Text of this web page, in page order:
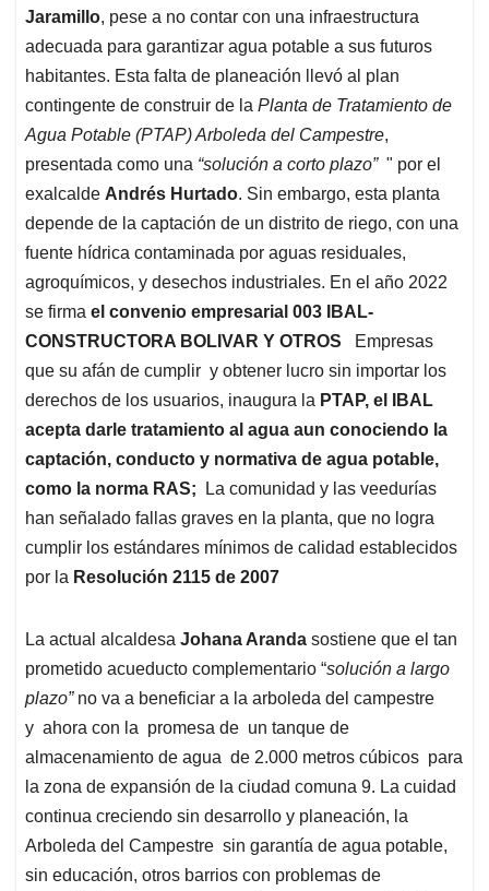
Jaramillo, pese a no contar con una infraestructura
adecuada para garantizar agua potable a sus futuros
habitantes. Esta falta de planeación llevó al plan
contingente de construir de la Planta de Tratamiento de
Agua Potable (PTAP) Arboleda del Campestre,
presentada como una “solución a corto plazo”" por el
exalcalde Andrés Hurtado. Sin embargo, esta planta
depende de la captación de un distrito de riego, con una
fuente hídrica contaminada por aguas residuales,
agroquímicos, y desechos industriales. En el año 2022
se firma el convenio empresarial 003 IBAL-
CONSTRUCTORA BOLIVAR Y OTROS Empresas
que su afán de cumplir y obtener lucro sin importar los
derechos de los usuarios, inaugura la PTAP, el IBAL
acepta darle tratamiento al agua aun conociendo la
captación, conducto y normativa de agua potable,
como la norma RAS;
La comunidad y las veedurías
han señalado fallas graves en la planta, que no logra
cumplir los estándares mínimos de calidad establecidos
por la Resolución 2115 de 2007
La actual alcaldesa Johana Aranda sostiene que el tan
prometido acueducto complementario “solución a largo
plazo” no va a beneficiar a la arboleda del campestre
y ahora con la promesa de un tanque de
almacenamiento de agua de 2.000 metros cúbicos para
la zona de expansión de la ciudad comuna 9. La cuidad
continua creciendo sin desarrollo y planeación, la
Arboleda del Campestre sin garantía de agua potable,
sin educación, otros barrios con problemas de